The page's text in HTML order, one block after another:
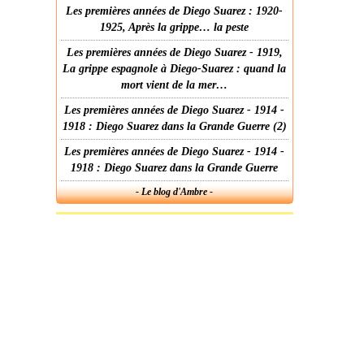
Les premières années de Diego Suarez : 1920-
1925, Après la grippe… la peste
Les premières années de Diego Suarez - 1919,
La grippe espagnole à Diego-Suarez : quand la
mort vient de la mer…
Les premières années de Diego Suarez - 1914 -
1918 : Diego Suarez dans la Grande Guerre (2)
Les premières années de Diego Suarez - 1914 -
1918 : Diego Suarez dans la Grande Guerre
- Le blog d'Ambre -